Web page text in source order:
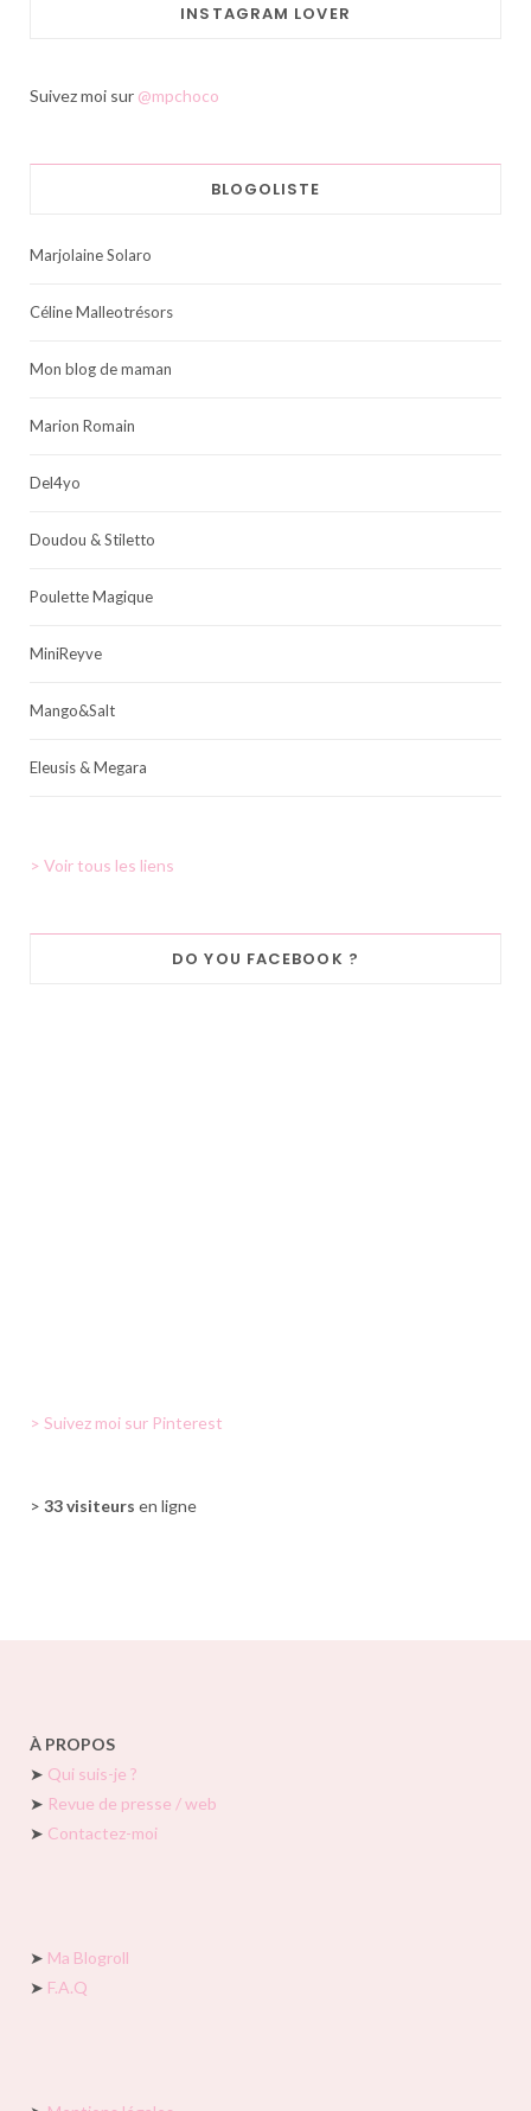
INSTAGRAM LOVER
Suivez moi sur @mpchoco
BLOGOLISTE
Marjolaine Solaro
Céline Malleotrésors
Mon blog de maman
Marion Romain
Del4yo
Doudou & Stiletto
Poulette Magique
MiniReyve
Mango&Salt
Eleusis & Megara
> Voir tous les liens
DO YOU FACEBOOK ?
> Suivez moi sur Pinterest
> 33 visiteurs en ligne
À PROPOS
➤ Qui suis-je ?
➤ Revue de presse / web
➤ Contactez-moi
➤ Ma Blogroll
➤ F.A.Q